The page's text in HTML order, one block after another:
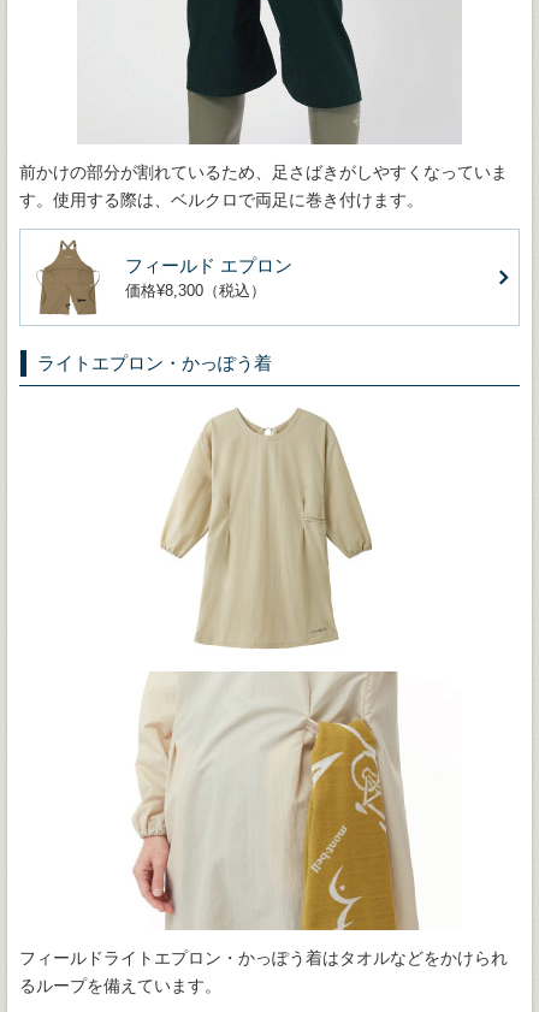
前かけの部分が割れているため、足さばきがしやすくなっていま
す。使用する際は、ベルクロで両足に巻き付けます。
フィールド エプロン
価格¥8,300（税込）
ライトエプロン・かっぽう着
フィールドライトエプロン・かっぽう着はタオルなどをかけられ
るループを備えています。